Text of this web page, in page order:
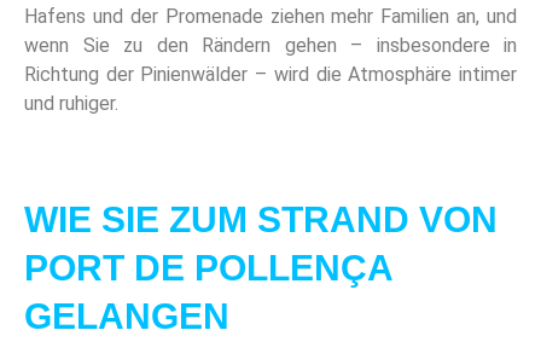
Hafens und der Promenade ziehen mehr Familien an, und
wenn Sie zu den Rändern gehen – insbesondere in
Richtung der Pinienwälder – wird die Atmosphäre intimer
und ruhiger.
WIE SIE ZUM STRAND VON
PORT DE POLLENÇA
GELANGEN